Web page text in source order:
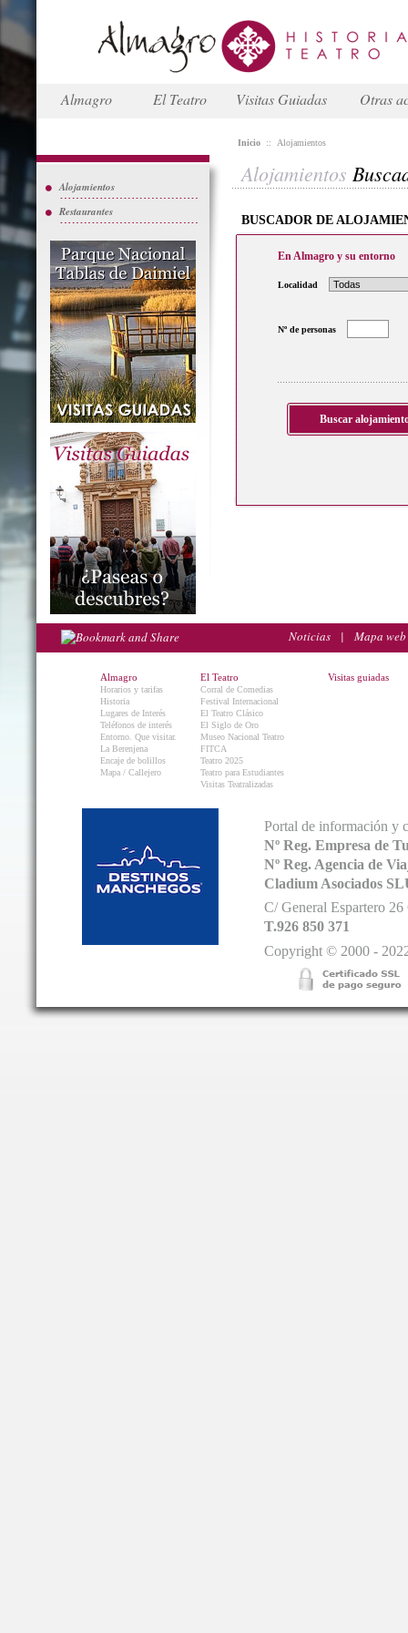
Almagro El Teatro Visitas Guiadas Otras
Alojamientos
Restaurantes
Inicio :: Alojamientos
Alojamientos
BUSCADOR DE
En Almagro y su entorno
Localidad
Nº de personas
Noticias | Mapa web
Almagro
Horarios y tarifas
Historia
Lugares de Interés
Teléfonos de interés
Entorno. Que visitar.
La Berenjena
Encaje de bolillos
Mapa / Callejero
El Teatro
Corral de Comedias
Festival Internacional
El Teatro Clásico
El Siglo de Oro
Museo Nacional Teatro
FITCA
Teatro 2025
Teatro para Estudiantes
Visitas Teatralizadas
Visitas guiadas
Portal de información y
Nº Reg. Empresa de
Nº Reg. Agencia de
Cladium Asociados
C/ General Espartero
T.926 850 371
Copyright © 2000 -